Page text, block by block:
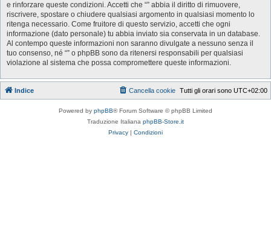
e rinforzare queste condizioni. Accetti che “” abbia il diritto di rimuovere,
riscrivere, spostare o chiudere qualsiasi argomento in qualsiasi momento lo
ritenga necessario. Come fruitore di questo servizio, accetti che ogni
informazione (dato personale) tu abbia inviato sia conservata in un database.
Al contempo queste informazioni non saranno divulgate a nessuno senza il
tuo consenso, né “” o phpBB sono da ritenersi responsabili per qualsiasi
violazione al sistema che possa compromettere queste informazioni.
Indice Tutti gli orari sono UTC+02:00
Cancella cookie
Powered by phpBB® Forum Software © phpBB Limited
Traduzione Italiana phpBB-Store.it
Privacy | Condizioni